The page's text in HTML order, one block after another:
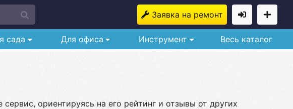
Заявка на ремонт
сада Для офиса Инструмент Весь каталог
ориентируясь на его рейтинг и отзывы от других